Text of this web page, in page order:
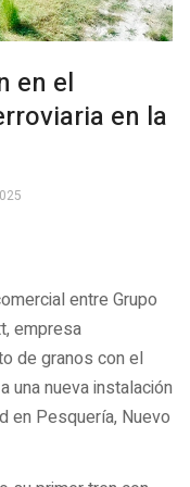
en el
en la
entre Grupo
empresa
de granos con el
una nueva instalación
en Pesquería, Nuevo